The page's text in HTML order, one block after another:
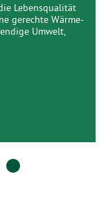
Lebensqualität
gerechte Wärme-
Umwelt,